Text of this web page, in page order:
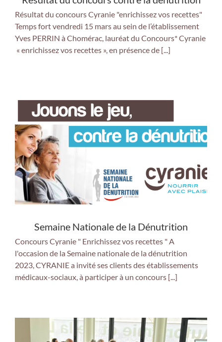
Résultat du concours Cyranie "enrichissez vos recettes"
Temps fort vendredi 15 mars au sein de l’établissement
Yves PERRIN à Chomérac, lauréat du Concours* Cyranie
« enrichissez vos recettes », en présence de [...]
Semaine Nationale de la Dénutrition
Concours Cyranie " Enrichissez vos recettes " A
l'occasion de la Semaine nationale de la dénutrition
2023, CYRANIE a invité ses clients des établissements
médicaux-sociaux, à participer à un concours [...]